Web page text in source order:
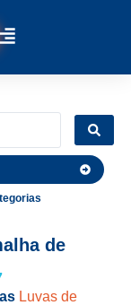
de
Luvas de